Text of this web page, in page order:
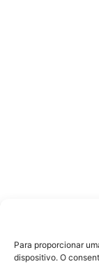
Para proporcionar
dispositivo. O